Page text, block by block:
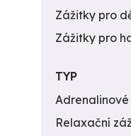
Zážitky pro
Zážitky pro
TYP
Relaxační